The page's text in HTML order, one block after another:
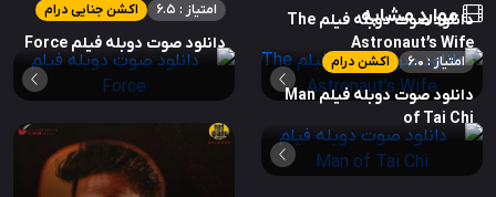
موارد مشابه
دانلود صوت دوبله فیلم The
Astronaut’s Wife
اکشن جنایی درام امتیاز : 6.5
دانلود صوت دوبله فیلم Force
اکشن درام امتیاز : 6.0
دانلود صوت دوبله فیلم Man
of Tai Chi